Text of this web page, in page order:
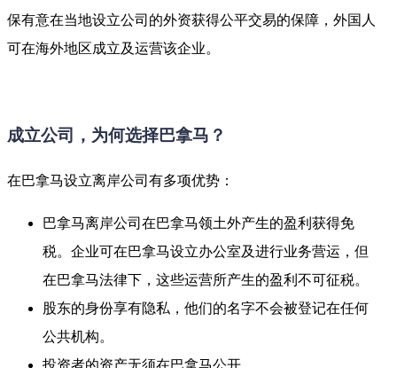
保有意在当地设立公司的外资获得公平交易的保障，外国人
可在海外地区成立及运营该企业。
成立公司，为何选择巴拿马？
在巴拿马设立离岸公司有多项优势：
巴拿马离岸公司在巴拿马领土外产生的盈利获得免
税。企业可在巴拿马设立办公室及进行业务营运，但
在巴拿马法律下，这些运营所产生的盈利不可征税。
股东的身份享有隐私，他们的名字不会被登记在任何
公共机构。
投资者的资产无须在巴拿马公开。